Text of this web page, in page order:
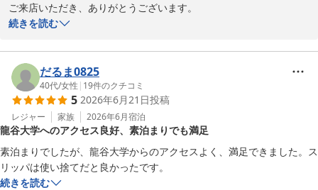
ご来店いただき、ありがとうございます。
ンバーグも楽しんでいただけたとのことで、光栄です。
今後もさらなるサービス向上に努めてまいりますので、またのご来
店をお待ちしております。
アーバンホテル京都
アーバンホテル京都
2026-07-02
続きを読む
だるま0825
40代/女性 | 19件のクチコミ
5 2026年6月21日投稿
レジャー 家族 2026年6月宿泊
龍谷大学へのアクセス良好、素泊まりでも満足
素泊まりでしたが、龍谷大学からのアクセスよく、満足できました。ス
リッパは使い捨てだと良かったです。
続きを読む